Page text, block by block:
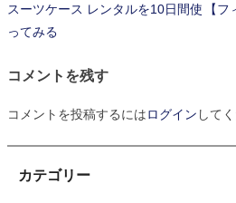
投
ナ
ビ
ゲ
ー
スーツケース レンタルを10日間使
ってみる
【
コメントを残す
コメントを投稿するにはログイン して
カテゴリー